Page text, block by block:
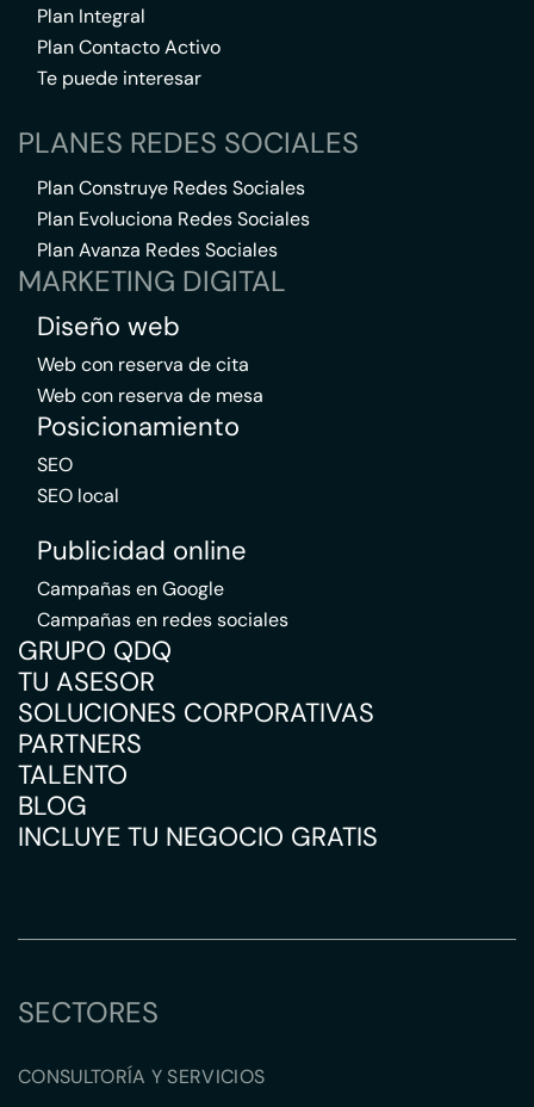
Plan Integral
Plan Contacto Activo
Te puede interesar
PLANES REDES SOCIALES
Plan Construye Redes Sociales
Plan Evoluciona Redes Sociales
Plan Avanza Redes Sociales
MARKETING DIGITAL
Diseño web
Web con reserva de cita
Web con reserva de mesa
Posicionamiento
SEO
SEO local
Publicidad online
Campañas en Google
Campañas en redes sociales
GRUPO QDQ
TU ASESOR
SOLUCIONES CORPORATIVAS
PARTNERS
TALENTO
BLOG
INCLUYE TU NEGOCIO GRATIS
SECTORES
CONSULTORÍA Y SERVICIOS